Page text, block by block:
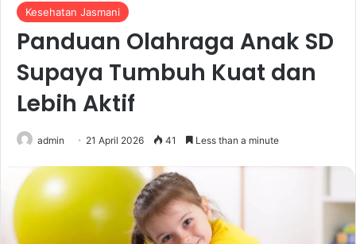
Kesehatan Jasmani
Panduan Olahraga Anak SD
Supaya Tumbuh Kuat dan
Lebih Aktif
admin 21 April 2026 41 Less than a minute